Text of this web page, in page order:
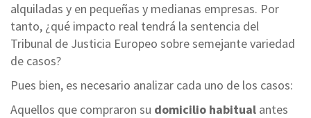
alquiladas y en pequeñas y medianas empresas. Por
tanto, ¿qué impacto real tendrá la sentencia del
Tribunal de Justicia Europeo sobre semejante variedad
de casos?
Pues bien, es necesario analizar cada uno de los casos:
Aquellos que compraron su domicilio habitual antes